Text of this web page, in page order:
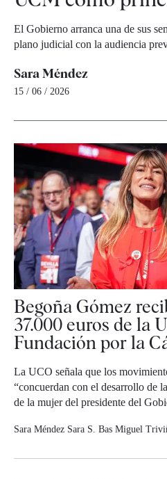
El Gobierno arranca una de sus
plano judicial con la audiencia
Sara Méndez
15 / 06 / 2026
Begoña Gómez
37.000 euros de la
Fundación por la
La UCO señala que los
“concuerdan con el desarrollo de
de la mujer del presidente del
Sara Méndez Sara S. Bas Miguel